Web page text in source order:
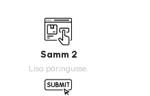
Samm 2
Lisa päringusse.